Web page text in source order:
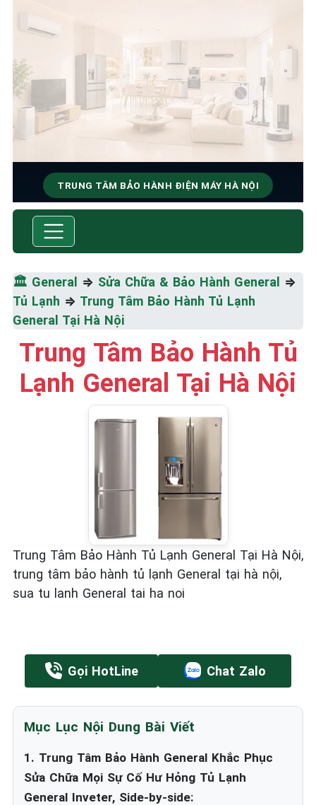
TRUNG TÂM BẢO HÀNH ĐIỆN MÁY HÀ NỘI
SỬA CHỮA & BẢO HÀNH
Thiểu
☎️ 09.86.85.89.22
🏛️ General ⇒ Sửa Chữa & Bảo Hành General
⇒
Tủ Lạnh ⇒ Trung Tâm Bảo Hành Tủ Lạnh
General Tại Hà Nội
Trung Tâm Bảo Hành Tủ
Lạnh General Tại Hà Nội
Trung Tâm Bảo Hành Tủ Lạnh General Tại Hà Nội,
trung tâm bảo hành tủ lạnh General tại hà nội,
sua tu lanh General tai ha noi
Gọi HotLine Chat Zalo
Mục Lục Nội Dung Bài Viết
1. Trung Tâm Bảo Hành General Khắc Phục
Sửa Chữa Mọi Sự Cố Hư Hỏng Tủ Lạnh
General Inveter, Side-by-side: